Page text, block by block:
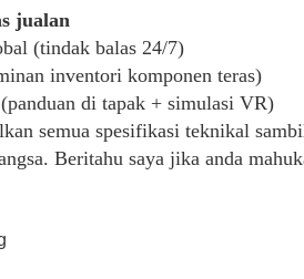
jualan
(tindak balas 24/7)
inventori komponen teras)
di tapak + simulasi VR)
semua spesifikasi teknikal
Beritahu saya jika anda